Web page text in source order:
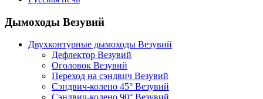
Дымоходы Везувий
Двухконтурные дымоходы Везувий
Дефлектор Везувий
Оголовок Везувий
Переход на сэндвич Везувий
Сэндвич-колено 45° Везувий